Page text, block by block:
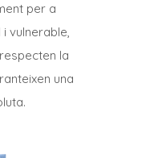
per a
vulnerable,
la
una